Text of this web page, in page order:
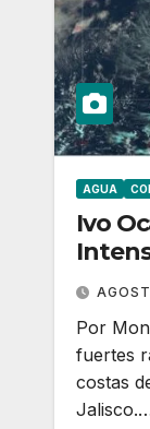
AGUA
Ivo
Por
fuertes
costas